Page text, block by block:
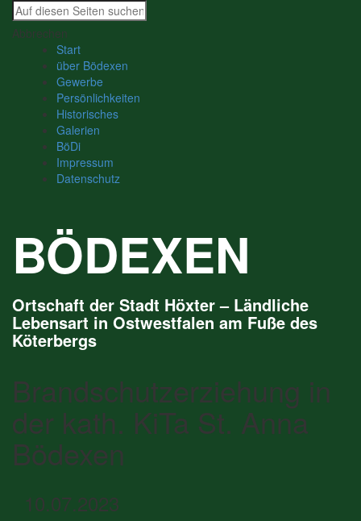
Suche
nach:
Abbrechen
Start
über Bödexen
Gewerbe
Persönlichkeiten
Historisches
Galerien
BöDi
Impressum
Datenschutz
BÖDEXEN
Ortschaft der Stadt Höxter – Ländliche
Lebensart in Ostwestfalen am Fuße des
Köterbergs
Brandschutzerziehung in
der kath. KiTa St. Anna
Bödexen
10.07.2023